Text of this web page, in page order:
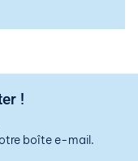
!
boîte e-mail.